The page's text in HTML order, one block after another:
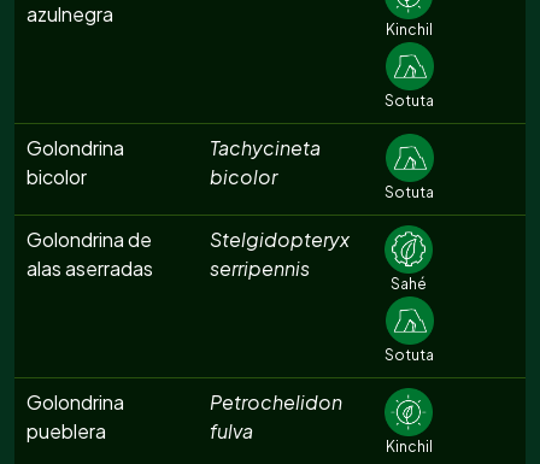
azulnegra
Kinchil
Sotuta
Golondrina
bicolor
Tachycineta
bicolor
Sotuta
Golondrina de
alas aserradas
Stelgidopteryx
serripennis
Sahé
Sotuta
Golondrina
pueblera
Petrochelidon
fulva
Kinchil